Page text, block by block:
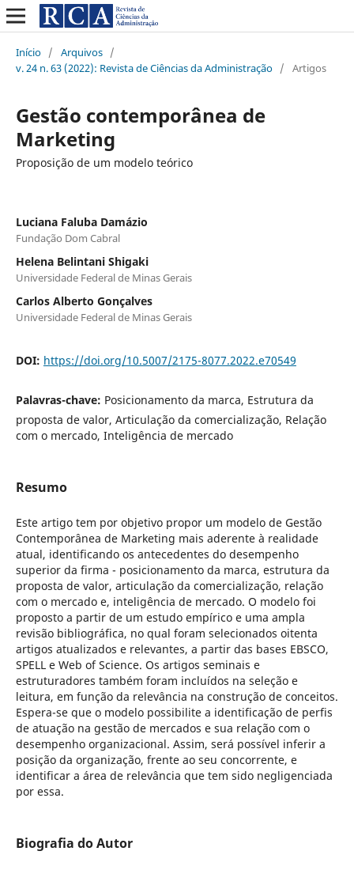
Início / Arquivos /
v. 24 n. 63 (2022): Revista de Ciências da Administração / Artigos
Gestão contemporânea de
Marketing
Proposição de um modelo teórico
Luciana Faluba Damázio
Fundação Dom Cabral
Helena Belintani Shigaki
Universidade Federal de Minas Gerais
Carlos Alberto Gonçalves
Universidade Federal de Minas Gerais
DOI: https://doi.org/10.5007/2175-8077.2022.e70549
Palavras-chave: Posicionamento da marca, Estrutura da
proposta de valor, Articulação da comercialização, Relação
com o mercado, Inteligência de mercado
Resumo
Este artigo tem por objetivo propor um modelo de Gestão
Contemporânea de Marketing mais aderente à realidade
atual, identificando os antecedentes do desempenho
superior da firma - posicionamento da marca, estrutura da
proposta de valor, articulação da comercialização, relação
com o mercado e, inteligência de mercado. O modelo foi
proposto a partir de um estudo empírico e uma ampla
revisão bibliográfica, no qual foram selecionados oitenta
artigos atualizados e relevantes, a partir das bases EBSCO,
SPELL e Web of Science. Os artigos seminais e
estruturadores também foram incluídos na seleção e
leitura, em função da relevância na construção de conceitos.
Espera-se que o modelo possibilite a identificação de perfis
de atuação na gestão de mercados e sua relação com o
desempenho organizacional. Assim, será possível inferir a
posição da organização, frente ao seu concorrente, e
identificar a área de relevância que tem sido negligenciada
por essa.
Biografia do Autor